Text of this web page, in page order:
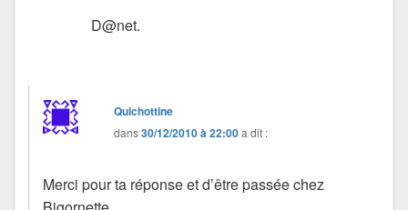
D@net.
Quichottine
dans30/12/2010 à 22:00a dit :
Merci pour ta réponse et d’être passée chez